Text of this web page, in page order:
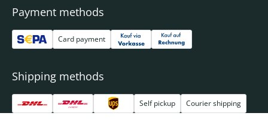
Payment methods
Card payment
Shipping methods
Self pickup Courier shipping